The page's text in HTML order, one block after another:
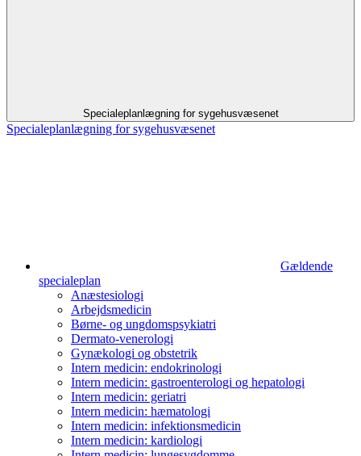
Specialeplanlægning for sygehusvæsenet
Specialeplanlægning for sygehusvæsenet
Gældende
specialeplan
Anæstesiologi
Arbejds­medicin
Børne- og ungdoms­psykiatri
Dermato-venerologi
Gynækologi og obstetrik
Intern medicin: endokrinologi
Intern medicin: gastro­enterologi og hepatologi
Intern medicin: geriatri
Intern medicin: hæmatologi
Intern medicin: infektionsmedicin
Intern medicin: kardiologi